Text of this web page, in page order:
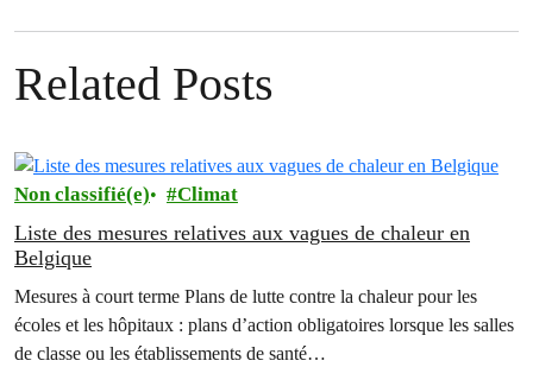
Related Posts
Non classifié(e) Climat
Liste des mesures relatives aux vagues de chaleur en
Belgique
Mesures à court terme Plans de lutte contre la chaleur pour les
écoles et les hôpitaux : plans d’action obligatoires lorsque les salles
de classe ou les établissements de santé…